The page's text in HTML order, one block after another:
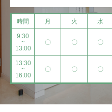
時間 月 火 水
9:30
~
13:00
〇 〇 〇
13:30
~
16:00
〇 〇 〇